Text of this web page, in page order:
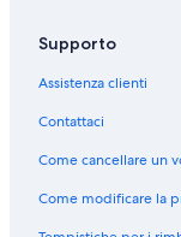
n
a
k
H
o
b
Supporto
Assistenza clienti
Contattaci
Come cancellare un
Come modificare la